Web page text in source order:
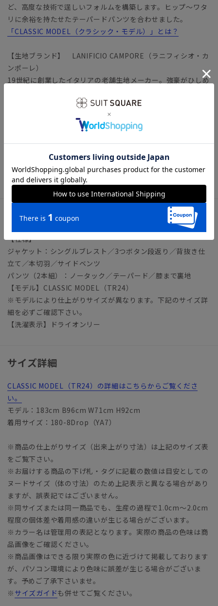
ど、高度な技術で逞しいフォルムを構築します。ヒップ～ワタ
リに余裕を持たせたテーパードパンツを合わせました。
「CLASSIC MODEL（クラシック・モデル）」とは？
【生地ブランド】 LANIFICIO CAMPORE（ラニフィシオ・カ
ンポーレ）
19世紀に創業したイタリアの老舗生地メーカー。強豪がひしめ
さらりとしたタッチと軽量感、通気性の良さが魅力のトロピカ
ル生地を使用。イタリア素材ならではの高級感のある生地に、
ビジネス スペアパンツ パンツ2本
アイテム詳細
【仕様】
ジャケット：シングルブレスト／3つボタン段返り／背抜き仕
立て／本切羽／サイドベンツ
パンツ（2本組）：ノータック／テーパード／膝まで裏地
【モデル】CLASSIC MODEL（TR24）
※モデルにより仕上がりサイズが異なります。下記のサイズ詳
細を必ずご確認下さい。
【洗濯表示】ドライオンリー
サイズ詳細
CLASSIC MODEL（TR24）の詳細はこちらからご覧くださ
い。
モデル：183cm B96cm W71cm H92cm
着用サイズ：180-8Drop（YA7）
※商品の仕上がりサイズ（出来上がり寸法）は上記のサイズ表
をご覧下さい。
※お届けする商品の下げ札・タグに記載の数値は目安としての
ヌードサイズ（体の寸法）のため上記表示と異なる場合があり
ますが、誤表記ではございません。
※同サイズまたは同一商品でも、生産の過程で1.0cm～2.0cm
程度の個体差や着用感の違いが生じる場合がございます。
※カラー名は管理用の表記となります。実際の商品の色味は商
品画像をご確認ください。
※商品画像はできる限り実際の色に近づけて掲載しております
が、パソコン環境により色味に誤差が生じる場合がございま
す。予めご了承下さいませ。
※ サイズガイドも併せてご覧ください。